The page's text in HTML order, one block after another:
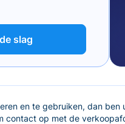
slag
en te gebruiken, dan ben
contact op met de